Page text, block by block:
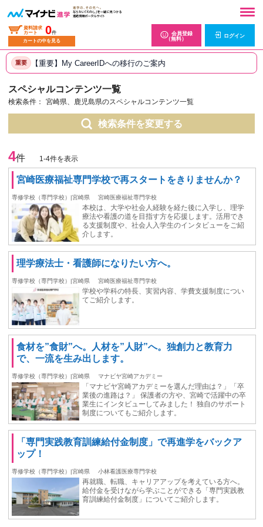
資料請求
カート
0件
カートの中を見る
会員登録
（無料）
ログイン
重要 【重要】My CareerIDへの移行のご案内
スペシャルコンテンツ一覧
検索条件： 宮崎県、鹿児島県のスペシャルコンテンツ一覧
検索条件を変更する
4件 1-4件を表示
宮崎医療福祉専門学校で再スタートをきりませんか？
専修学校（専門学校）|宮崎県 宮崎医療福祉専門学校
本校は、大学や社会人経験を経た後に入学し、理学
療法や看護の道を目指す方を応援します。活用でき
る支援制度や、社会人入学生のインタビューをご紹
介します。
理学療法士・看護師になりたい方へ。
専修学校（専門学校）|宮崎県 宮崎医療福祉専門学校
学校や学科の特長、実習内容、学費支援制度につい
てご紹介します。
食材を”食財”へ。人材を”人財”へ。独創力と教育力
で、一流を生み出します。
専修学校（専門学校）|宮崎県 マナビヤ宮崎アカデミー
「マナビヤ宮崎アカデミーを選んだ理由は？」「卒
業後の進路は？」 保護者の方や、宮崎で活躍中の卒
業生にインタビューしてみました！ 独自のサポート
制度についてもご紹介します。
「専門実践教育訓練給付金制度」で再進学をバックア
ップ！
専修学校（専門学校）|宮崎県 小林看護医療専門学校
再就職、転職、キャリアアップを考えている方へ。
給付金を受けながら学ぶことができる「専門実践教
育訓練給付金制度」についてご紹介します。